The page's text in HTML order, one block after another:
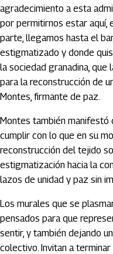
agradecimiento a esta
por permitirnos estar aquí,
parte, llegamos hasta el
estigmatizado y donde
la sociedad granadina, que
para la reconstrucción de
Montes, firmante de paz.
Montes también manifestó
cumplir con lo que en su
reconstrucción del tejido
estigmatización hacia la
lazos de unidad y paz sin
Los murales que se
pensados para que
sentir, y también dejando
colectivo. Invitan a